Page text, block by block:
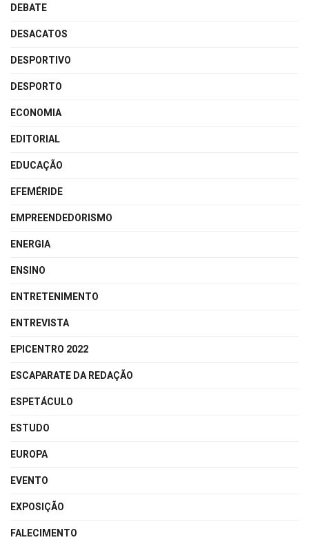
DEBATE
DESACATOS
DESPORTIVO
DESPORTO
ECONOMIA
EDITORIAL
EDUCAÇÃO
EFEMÉRIDE
EMPREENDEDORISMO
ENERGIA
ENSINO
ENTRETENIMENTO
ENTREVISTA
EPICENTRO 2022
ESCAPARATE DA REDAÇÃO
ESPETÁCULO
ESTUDO
EUROPA
EVENTO
EXPOSIÇÃO
FALECIMENTO